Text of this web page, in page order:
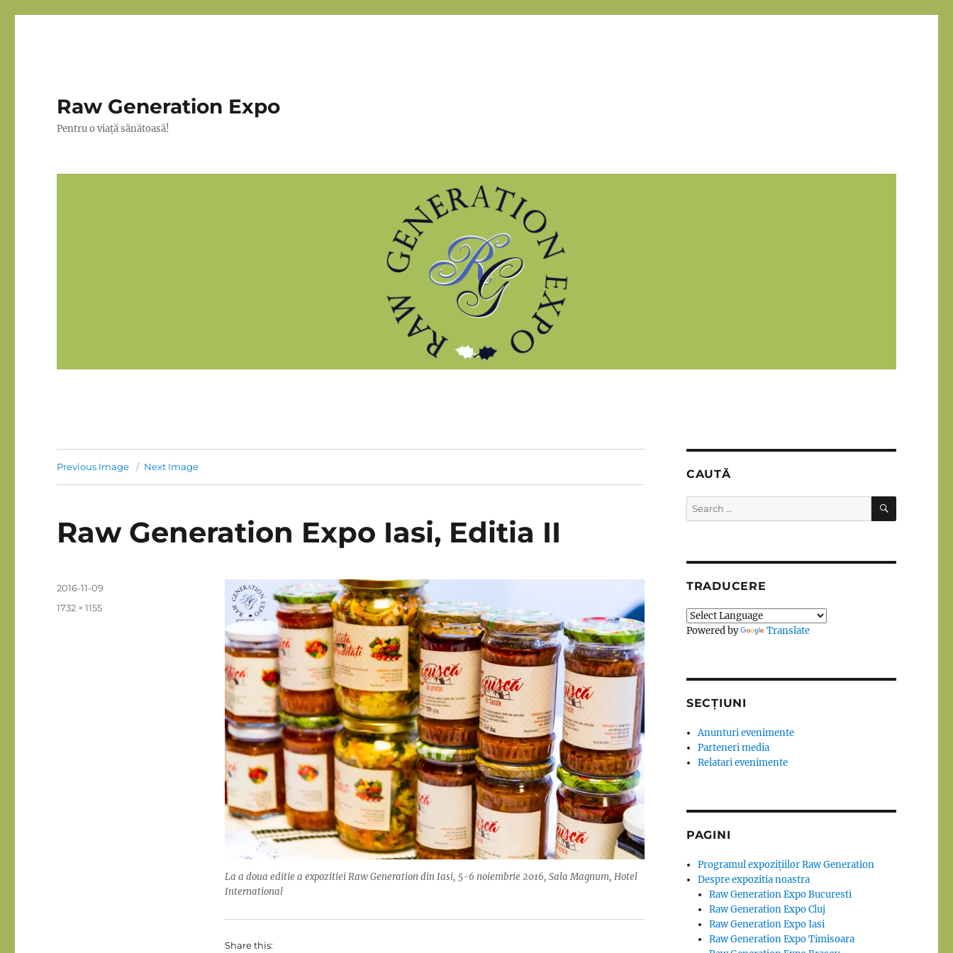
Raw Generation Expo
Pentru o viață sănătoasă!
Previous Image Next Image
Raw Generation Expo Iasi, Editia II
La a doua editie a expozitiei Raw Generation din Iasi, 5-6 noiembrie 2016, Sala Magnum, Hotel
International
Share this:
Posted
2016-11-09
Full
1732 × 1155
CAUTĂ
Search
for:
SEARCH
TRADUCERE
Powered by Translate
SECȚIUNI
Anunturi evenimente
Parteneri media
Relatari evenimente
PAGINI
Programul expozițiilor Raw Generation
Despre expozitia noastra
Raw Generation Expo Bucuresti
Raw Generation Expo Cluj
Raw Generation Expo Iasi
Raw Generation Expo Timisoara